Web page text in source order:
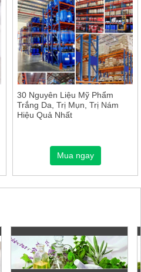
30 Nguyên Liệu Mỹ Phẩm
Trắng Da, Trị Mụn, Trị Nám
Hiệu Quả Nhất
Mua ngay